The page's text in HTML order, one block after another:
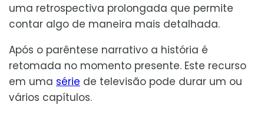
uma retrospectiva prolongada que permite
contar algo de maneira mais detalhada.
Após o parêntese narrativo a história é
retomada no momento presente. Este recurso
em uma série de televisão pode durar um ou
vários capítulos.